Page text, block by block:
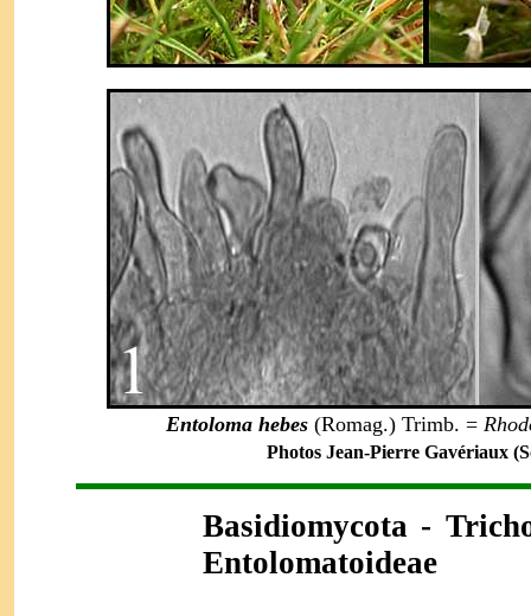
Entoloma hebes (Romag.) Trimb. =
Photos Jean-Pierre Gavériaux
Basidiomycota -
Entolomatoideae